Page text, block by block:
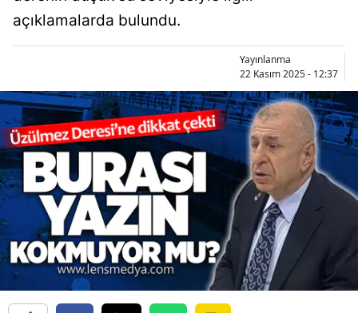
açıklamalarda bulundu.
Yayınlanma
22 Kasım 2025 - 12:37